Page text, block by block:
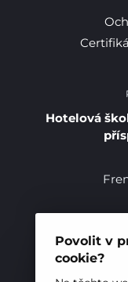
Povolit v
cookie?
Hotelová
E-mail: